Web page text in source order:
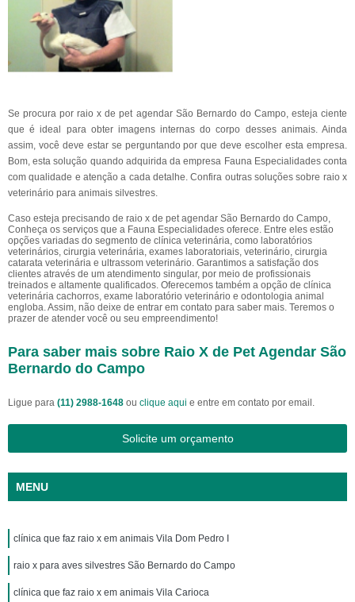
Se procura por raio x de pet agendar São Bernardo do Campo, esteja ciente
que é ideal para obter imagens internas do corpo desses animais. Ainda
assim, você deve estar se perguntando por que deve escolher esta empresa.
Bom, esta solução quando adquirida da empresa Fauna Especialidades conta
com qualidade e atenção a cada detalhe. Confira outras soluções sobre raio x
veterinário para animais silvestres.
Caso esteja precisando de raio x de pet agendar São Bernardo do Campo,
Conheça os serviços que a Fauna Especialidades oferece. Entre eles estão
opções variadas do segmento de clínica veterinária, como laboratórios
veterinários, cirurgia veterinária, exames laboratoriais, veterinário, cirurgia
catarata veterinária e ultrassom veterinário. Garantimos a satisfação dos
clientes através de um atendimento singular, por meio de profissionais
treinados e altamente qualificados. Oferecemos também a opção de clínica
veterinária cachorros, exame laboratório veterinário e odontologia animal
engloba. Assim, não deixe de entrar em contato para saber mais. Teremos o
prazer de atender você ou seu empreendimento!
Para saber mais sobre Raio X de Pet Agendar São
Bernardo do Campo
Ligue para (11) 2988-1648 ou clique aqui e entre em contato por email.
Solicite um orçamento
MENU
clínica que faz raio x em animais Vila Dom Pedro I
raio x para aves silvestres São Bernardo do Campo
clínica que faz raio x em animais Vila Carioca